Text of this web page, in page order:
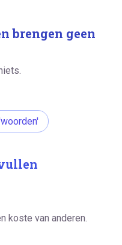
brengen geen
koste van anderen.